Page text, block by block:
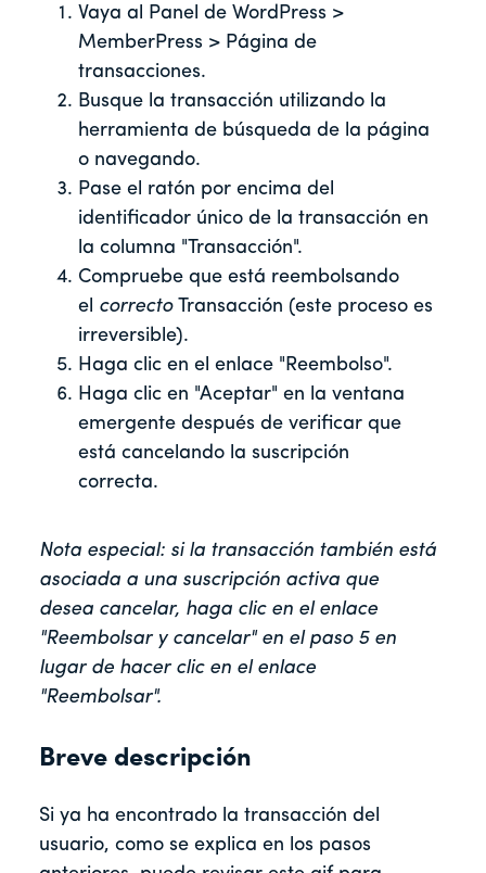
Vaya al Panel de WordPress >
MemberPress > Página de
transacciones.
Busque la transacción utilizando la
herramienta de búsqueda de la página
o navegando.
Pase el ratón por encima del
identificador único de la transacción en
la columna "Transacción".
Compruebe que está reembolsando
el correcto Transacción (este proceso es
irreversible).
Haga clic en el enlace "Reembolso".
Haga clic en "Aceptar" en la ventana
emergente después de verificar que
está cancelando la suscripción
correcta.
Nota especial: si la transacción también está
asociada a una suscripción activa que
desea cancelar, haga clic en el enlace
"Reembolsar y cancelar" en el paso 5 en
lugar de hacer clic en el enlace
"Reembolsar".
Breve descripción
Si ya ha encontrado la transacción del
usuario, como se explica en los pasos